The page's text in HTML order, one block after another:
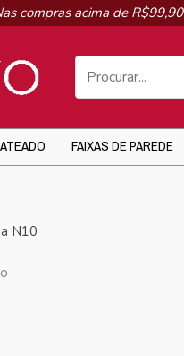
compras acima de R$99,90
FAIXAS DE PAREDE
N10